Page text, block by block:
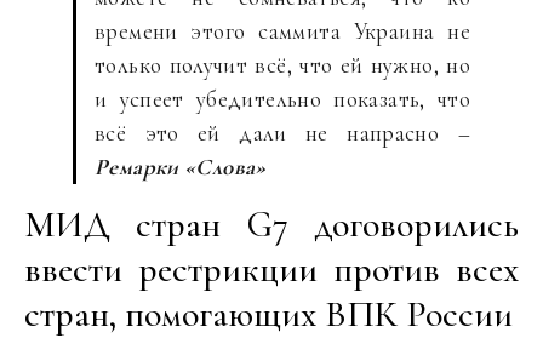
времени этого саммита Украина не
только получит всё, что ей нужно, но
и успеет убедительно показать, что
всё это ей дали не напрасно –
Ремарки «Слова»
МИД стран G7 договорились
ввести рестрикции против всех
стран, помогающих ВПК России